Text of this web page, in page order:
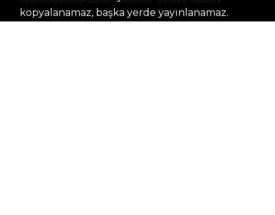
kopyalanamaz, başka yerde yayınlanamaz.